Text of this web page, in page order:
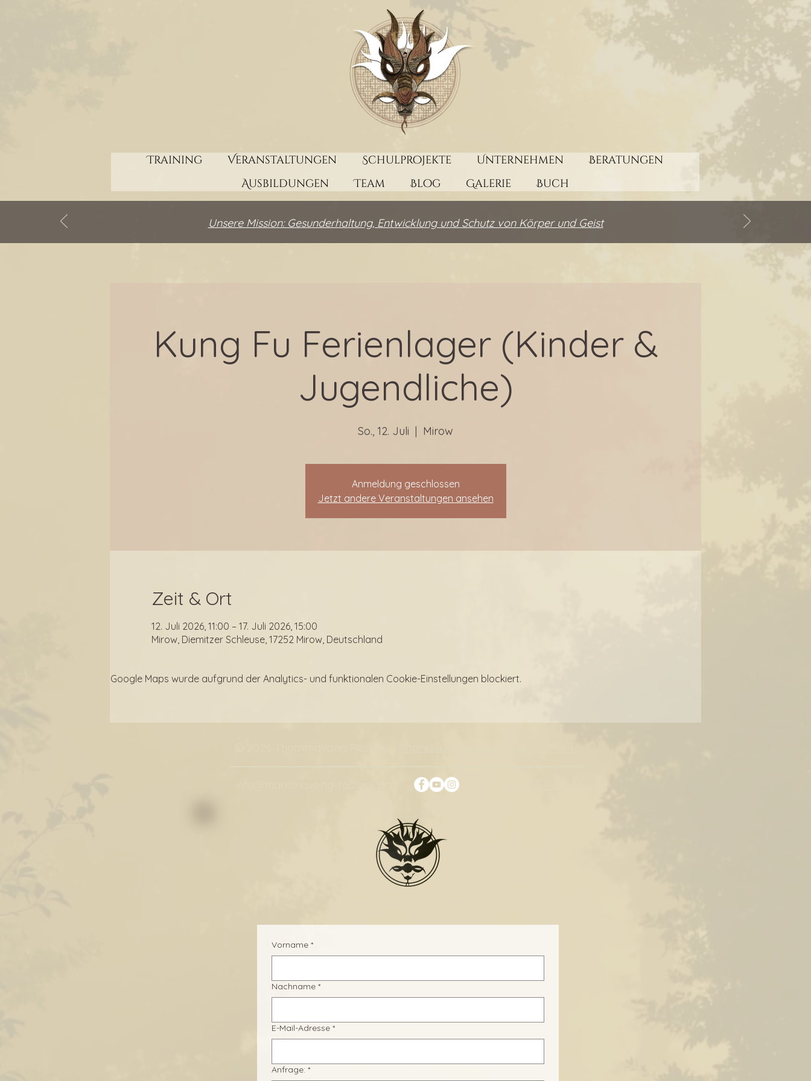
Training Veranstaltungen Schulprojekte Unternehmen
Beratungen
Ausbildungen
Team Blog Galerie Buch
Unsere Mission: Gesunderhaltung, Entwicklung und Schutz von Körper und Geist
Kung Fu Ferienlager (Kinder &
Jugendliche)
So., 12. Juli
  |
Mirow
Anmeldung geschlossen
Jetzt andere Veranstaltungen ansehen
Zeit & Ort
12. Juli 2026, 11:00 – 17. Juli 2026, 15:00
Mirow, Diemitzer Schleuse, 17252 Mirow, Deutschland
Google Maps wurde aufgrund der Analytics- und funktionalen Cookie-Einstellungen blockiert.
Vorname *
Nachname *
E-Mail-Adresse *
Anfrage: *